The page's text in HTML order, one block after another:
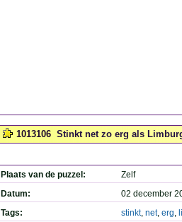
1013106 Stinkt net zo erg als
Plaats van de puzzel:
Zelf
Datum:
02 december
Tags:
stinkt, net, erg,